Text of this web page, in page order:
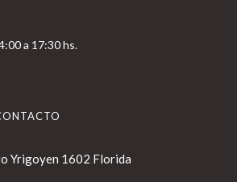
a 17:30 hs.
Yrigoyen 1602 Florida